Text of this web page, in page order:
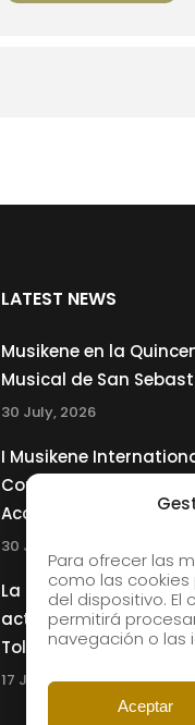
Para ofrecer las
como las
del dispositivo.
permitirá
navegación o las
Aceptar
LATEST NEWS
Musikene en la
Musical de San
30 July, 2026
I Musikene
Competition for Young
Accordionists
30 July, 2026
La Musikene Big Band
actuará junto a
Tolliver en el 61
17 July, 2026